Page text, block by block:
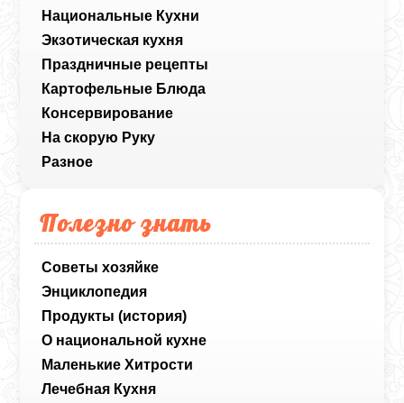
Национальные Кухни
Экзотическая кухня
Праздничные рецепты
Картофельные Блюда
Консервирование
На скорую Руку
Разное
Полезно знать
Советы хозяйке
Энциклопедия
Продукты (история)
О национальной кухне
Маленькие Хитрости
Лечебная Кухня